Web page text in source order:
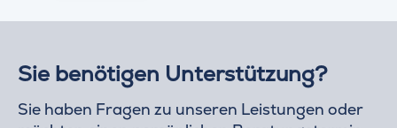
Sie benötigen Unterstützung?
Sie haben Fragen zu unseren Leistungen oder